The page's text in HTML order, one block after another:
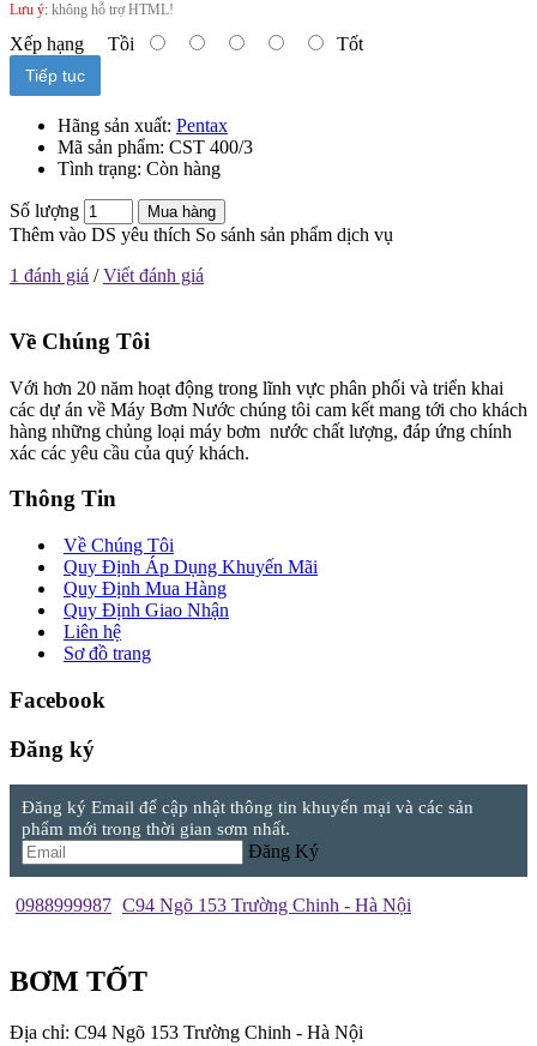
Lưu ý: không hỗ trợ HTML!
Xếp hạng Tồi Tốt
Tiếp tục
Hãng sản xuất: Pentax
Mã sản phẩm: CST 400/3
Tình trạng: Còn hàng
Số lượng Mua hàng
Thêm vào DS yêu thích So sánh sản phẩm dịch vụ
1 đánh giá /Viết đánh giá
Về Chúng Tôi
Với hơn 20 năm hoạt động trong lĩnh vực phân phối và triển khai
các dự án về Máy Bơm Nước chúng tôi cam kết mang tới cho khách
hàng những chủng loại máy bơm nước chất lượng, đáp ứng chính
xác các yêu cầu của quý khách.
Thông Tin
Về Chúng Tôi
Quy Định Áp Dụng Khuyến Mãi
Quy Định Mua Hàng
Quy Định Giao Nhận
Liên hệ
Sơ đồ trang
Facebook
Đăng ký
Đăng ký Email để cập nhật thông tin khuyến mại và các sản
phẩm mới trong thời gian sơm nhất.
Đăng Ký
0988999987 C94 Ngõ 153 Trường Chinh - Hà Nội
BƠM TỐT
Địa chỉ: C94 Ngõ 153 Trường Chinh - Hà Nội